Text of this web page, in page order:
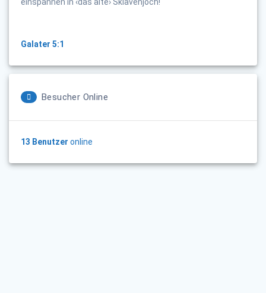
Galater 5:1
Besucher Online
13 Benutzer online